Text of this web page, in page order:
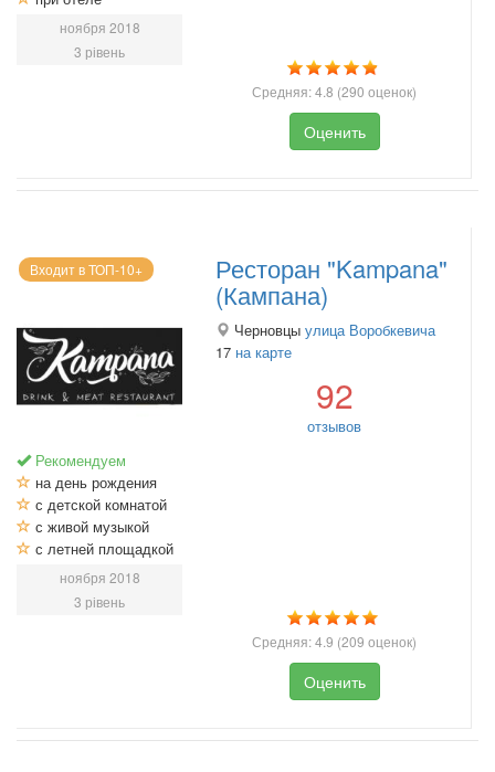
ноября 2018
3 рівень
Средняя:4.8 (290 оценок)
Оценить
Входит в ТОП-10+
Рекомендуем
на день рождения
с детской комнатой
с живой музыкой
с летней площадкой
ноября 2018
3 рівень
Ресторан "Kampana"
(Кампана)
Черновцы улица Воробкевича
17 на карте
92
отзывов
Средняя:4.9 (209 оценок)
Оценить